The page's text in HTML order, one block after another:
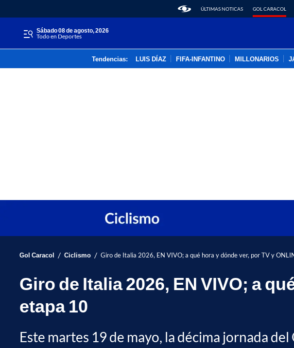
ÚLTIMAS NOTICAS GOL CARACOL
sábado 08 de agosto, 2026
Todo en Deportes
Tendencias: LUIS DÍAZ FIFA-INFANTINO MILLONARIOS
Gol Caracol / Ciclismo / Giro de Italia 2026, EN VIVO; a qué hora y dónde ver, por TV y
Giro de Italia 2026, EN VIVO; a
etapa 10
Este martes 19 de mayo, la décima jornada